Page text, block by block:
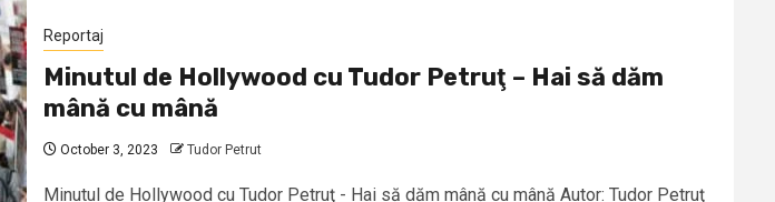
Reportaj
Minutul de Hollywood cu Tudor Petruţ – Hai să dăm
mână cu mână
October 3, 2023 Tudor Petrut
Minutul de Hollywood cu Tudor Petruţ - Hai să dăm mână cu mână Autor: Tudor Petruţ